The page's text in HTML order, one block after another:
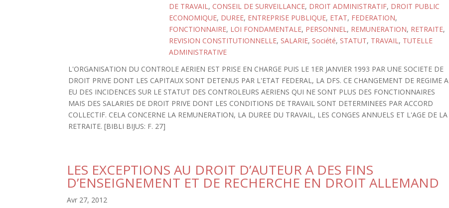
DE TRAVAIL, CONSEIL DE SURVEILLANCE, DROIT ADMINISTRATIF, DROIT PUBLIC
ECONOMIQUE, DUREE, ENTREPRISE PUBLIQUE, ETAT, FEDERATION,
FONCTIONNAIRE, LOI FONDAMENTALE, PERSONNEL, REMUNERATION, RETRAITE,
REVISION CONSTITUTIONNELLE, SALARIE, Société, STATUT, TRAVAIL, TUTELLE
ADMINISTRATIVE
L'ORGANISATION DU CONTROLE AERIEN EST PRISE EN CHARGE PUIS LE 1ER JANVIER 1993 PAR UNE SOCIETE DE
DROIT PRIVE DONT LES CAPITAUX SONT DETENUS PAR L'ETAT FEDERAL, LA DFS. CE CHANGEMENT DE REGIME A
EU DES INCIDENCES SUR LE STATUT DES CONTROLEURS AERIENS QUI NE SONT PLUS DES FONCTIONNAIRES
MAIS DES SALARIES DE DROIT PRIVE DONT LES CONDITIONS DE TRAVAIL SONT DETERMINEES PAR ACCORD
COLLECTIF. CELA CONCERNE LA REMUNERATION, LA DUREE DU TRAVAIL, LES CONGES ANNUELS ET L'AGE DE LA
RETRAITE. [BIBLI BIJUS: F. 27]
LES EXCEPTIONS AU DROIT D’AUTEUR A DES FINS
D’ENSEIGNEMENT ET DE RECHERCHE EN DROIT ALLEMAND
Avr 27, 2012